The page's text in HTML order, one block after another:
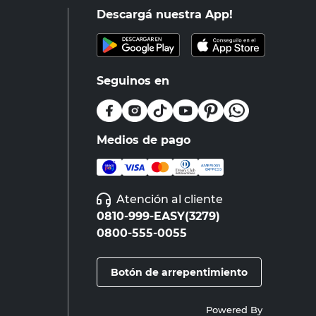
Descargá nuestra App!
Seguinos en
Medios de pago
Atención al cliente
0810-999-EASY(3279)
0800-555-0055
Botón de arrepentimiento
Powered By